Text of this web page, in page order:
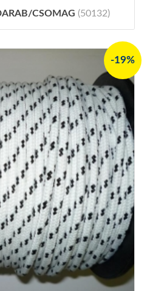
CSOMAG (50132)
-19%